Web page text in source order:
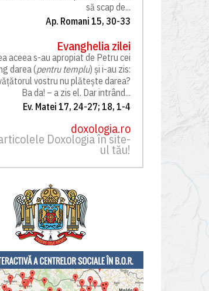
să scap de...
Ap. Romani 15, 30-33
Evanghelia zilei
aceea s-au apropiat de Petru cei
darea (pentru templu) și i-au zis:
vostru nu plătește darea?
Ba da! – a zis el. Dar intrând...
Ev. Matei 17, 24-27; 18, 1-4
doxologia.ro
Doxologia în site-
ul tău!